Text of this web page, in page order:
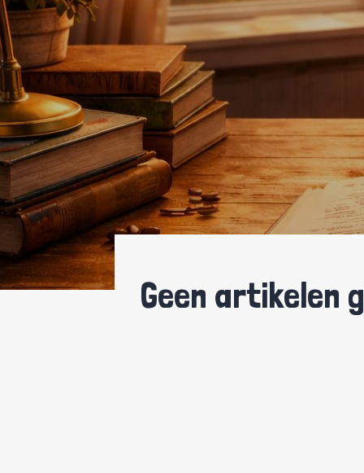
Geen artikelen